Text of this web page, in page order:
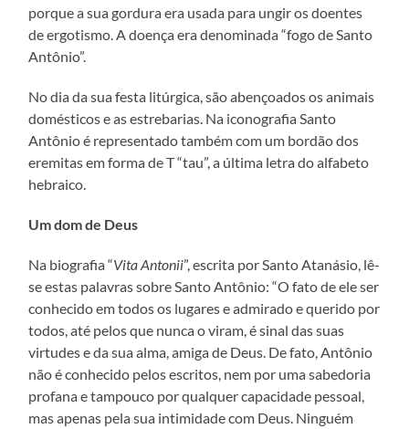
porque a sua gordura era usada para ungir os doentes
de ergotismo. A doença era denominada “fogo de Santo
Antônio”.
No dia da sua festa litúrgica, são abençoados os animais
domésticos e as estrebarias. Na iconografia Santo
Antônio é representado também com um bordão dos
eremitas em forma de T “tau”, a última letra do alfabeto
hebraico.
Um dom de Deus
Na biografia “Vita Antonii”, escrita por Santo Atanásio, lê-
se estas palavras sobre Santo Antônio: “O fato de ele ser
conhecido em todos os lugares e admirado e querido por
todos, até pelos que nunca o viram, é sinal das suas
virtudes e da sua alma, amiga de Deus. De fato, Antônio
não é conhecido pelos escritos, nem por uma sabedoria
profana e tampouco por qualquer capacidade pessoal,
mas apenas pela sua intimidade com Deus. Ninguém